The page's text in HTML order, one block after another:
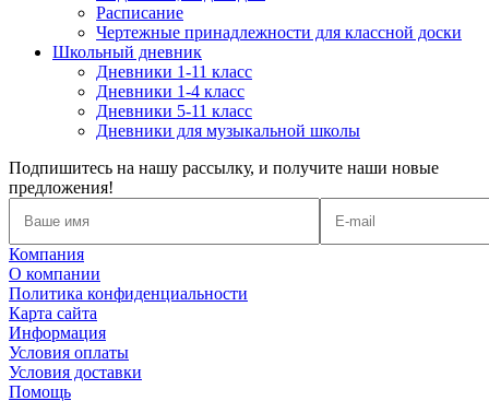
Расписание
Чертежные принадлежности для классной доски
Школьный дневник
Дневники 1-11 класс
Дневники 1-4 класс
Дневники 5-11 класс
Дневники для музыкальной школы
Подпишитесь на нашу рассылку, и получите наши новые
предложения!
Компания
О компании
Политика конфиденциальности
Карта сайта
Информация
Условия оплаты
Условия доставки
Помощь